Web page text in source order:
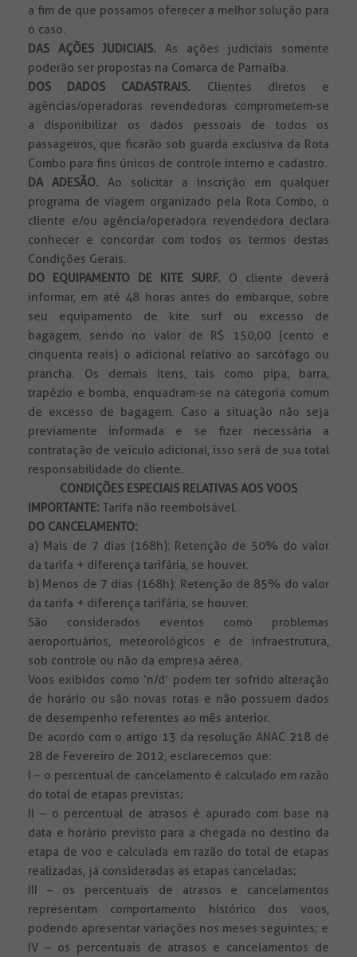
a fim de que possamos oferecer a melhor solução para
o caso.
DAS AÇÕES JUDICIAIS. As ações judiciais somente
poderão ser propostas na Comarca de Parnaíba.
DOS DADOS CADASTRAIS. Clientes diretos e
agências/operadoras revendedoras comprometem-se
a disponibilizar os dados pessoais de todos os
passageiros, que ficarão sob guarda exclusiva da Rota
Combo para fins únicos de controle interno e cadastro.
DA ADESÃO. Ao solicitar a inscrição em qualquer
programa de viagem organizado pela Rota Combo, o
cliente e/ou agência/operadora revendedora declara
conhecer e concordar com todos os termos destas
Condições Gerais.
DO EQUIPAMENTO DE KITE SURF. O cliente deverá
informar, em até 48 horas antes do embarque, sobre
seu equipamento de kite surf ou excesso de
bagagem, sendo no valor de R$ 150,00 (cento e
cinquenta reais) o adicional relativo ao sarcófago ou
prancha. Os demais itens, tais como pipa, barra,
trapézio e bomba, enquadram-se na categoria comum
de excesso de bagagem. Caso a situação não seja
previamente informada e se fizer necessária a
contratação de veículo adicional, isso será de sua total
responsabilidade do cliente.
CONDIÇÕES ESPECIAIS RELATIVAS AOS VOOS
IMPORTANTE: Tarifa não reembolsável.
DO CANCELAMENTO:
a) Mais de 7 dias (168h): Retenção de 50% do valor
da tarifa + diferença tarifária, se houver.
b) Menos de 7 dias (168h): Retenção de 85% do valor
da tarifa + diferença tarifária, se houver.
São considerados eventos como problemas
aeroportuários, meteorológicos e de infraestrutura,
sob controle ou não da empresa aérea.
Voos exibidos como ‘n/d’ podem ter sofrido alteração
de horário ou são novas rotas e não possuem dados
de desempenho referentes ao mês anterior.
De acordo com o artigo 13 da resolução ANAC 218 de
28 de Fevereiro de 2012, esclarecemos que:
I – o percentual de cancelamento é calculado em razão
do total de etapas previstas;
II – o percentual de atrasos é apurado com base na
data e horário previsto para a chegada no destino da
etapa de voo e calculada em razão do total de etapas
realizadas, já consideradas as etapas canceladas;
III – os percentuais de atrasos e cancelamentos
representam comportamento histórico dos voos,
podendo apresentar variações nos meses seguintes; e
IV – os percentuais de atrasos e cancelamentos de